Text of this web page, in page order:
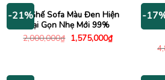
6,300,000₫.
-21%
Bộ Ghế Sofa Màu Đen Hiện
Đại Gọn Nhẹ Mới 99%
2,000,000₫ Giá
gốc
1,575,000₫Giá
hiện
-